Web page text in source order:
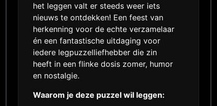
het leggen valt er steeds weer iets
nieuws te ontdekken! Een feest van
herkenning voor de echte verzamelaar
én een fantastische uitdaging voor
iedere legpuzzelliefhebber die zin
heeft in een flinke dosis zomer, humor
en nostalgie.
Waarom je deze puzzel wil leggen: